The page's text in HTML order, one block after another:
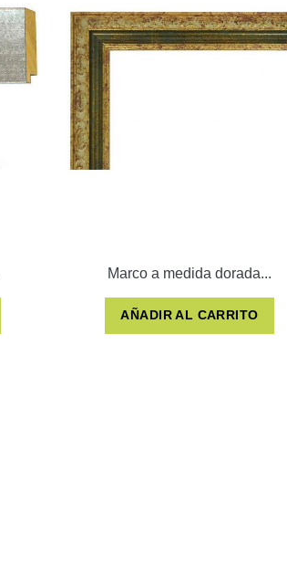
Marco a medida dorada...
AÑADIR AL CARRITO